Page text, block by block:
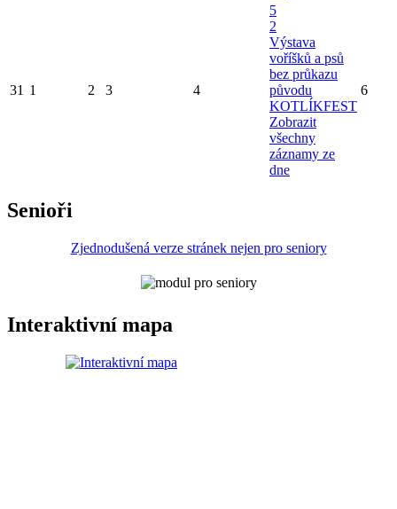
31 1 2 3 4
5
2
Výstava
voříšků a psů
bez průkazu
původu
KOTLÍKFEST
Zobrazit
všechny
záznamy ze
dne
6
Senioři
Zjednodušená verze stránek nejen pro seniory
Interaktivní mapa